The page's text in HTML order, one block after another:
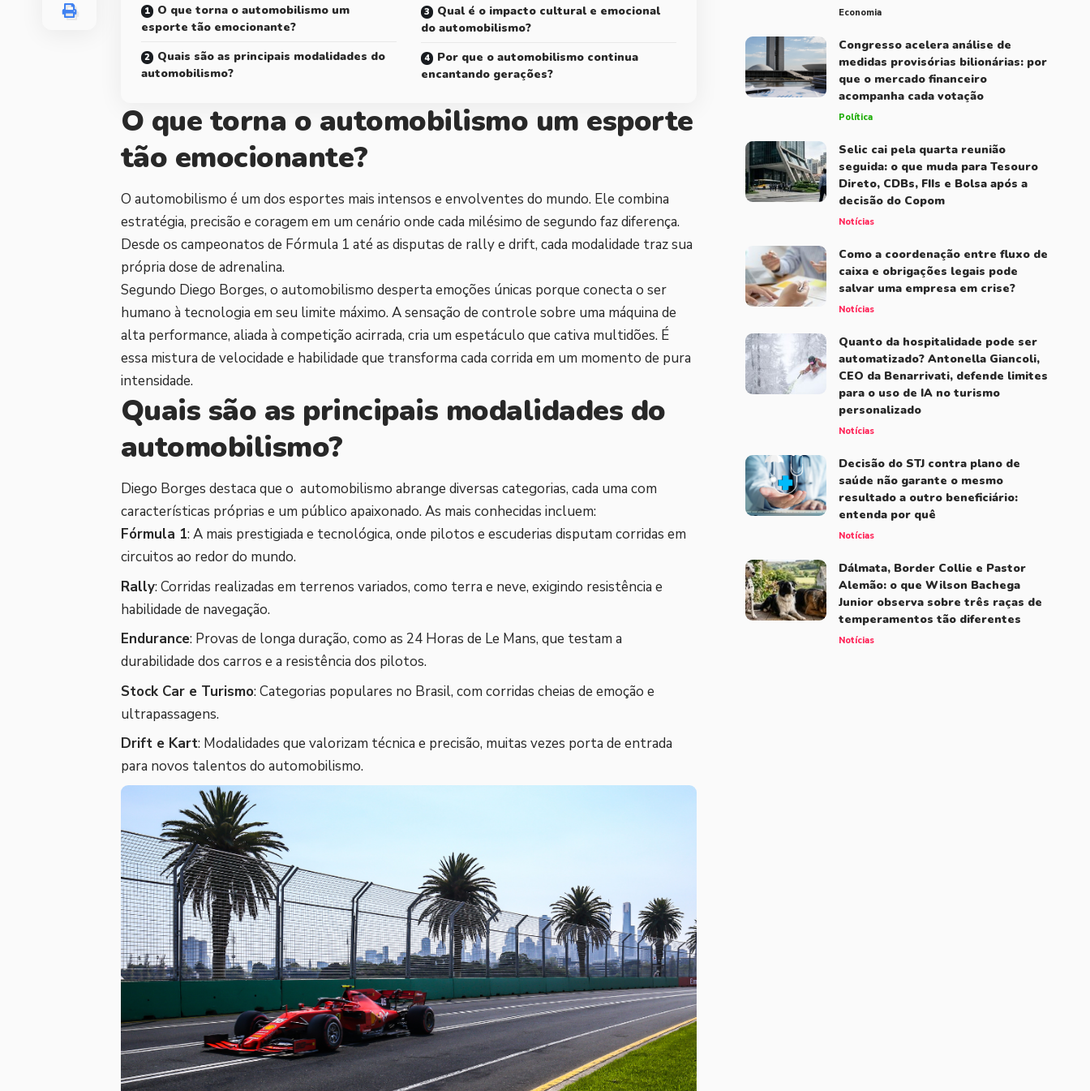
O que torna o automobilismo um
esporte tão emocionante?
Quais são as principais modalidades do
automobilismo?
Qual é o impacto cultural e emocional
do automobilismo?
Por que o automobilismo continua
encantando gerações?
O que torna o automobilismo um esporte
tão emocionante?
O automobilismo é um dos esportes mais intensos e envolventes do mundo. Ele combina
estratégia, precisão e coragem em um cenário onde cada milésimo de segundo faz diferença.
Desde os campeonatos de Fórmula 1 até as disputas de rally e drift, cada modalidade traz sua
própria dose de adrenalina.
Segundo Diego Borges, o automobilismo desperta emoções únicas porque conecta o ser
humano à tecnologia em seu limite máximo. A sensação de controle sobre uma máquina de
alta performance, aliada à competição acirrada, cria um espetáculo que cativa multidões. É
essa mistura de velocidade e habilidade que transforma cada corrida em um momento de pura
intensidade.
Quais são as principais modalidades do
automobilismo?
Diego Borges destaca que o automobilismo abrange diversas categorias, cada uma com
características próprias e um público apaixonado. As mais conhecidas incluem:
Fórmula 1: A mais prestigiada e tecnológica, onde pilotos e escuderias disputam corridas em
circuitos ao redor do mundo.
Rally: Corridas realizadas em terrenos variados, como terra e neve, exigindo resistência e
habilidade de navegação.
Endurance: Provas de longa duração, como as 24 Horas de Le Mans, que testam a
durabilidade dos carros e a resistência dos pilotos.
Stock Car e Turismo: Categorias populares no Brasil, com corridas cheias de emoção e
ultrapassagens.
Drift e Kart: Modalidades que valorizam técnica e precisão, muitas vezes porta de entrada
para novos talentos do automobilismo.
Economia
Congresso acelera análise de
medidas provisórias bilionárias: por
que o mercado financeiro
acompanha cada votação
Política
Selic cai pela quarta reunião
seguida: o que muda para Tesouro
Direto, CDBs, FIIs e Bolsa após a
decisão do Copom
Notícias
Como a coordenação entre fluxo de
caixa e obrigações legais pode
salvar uma empresa em crise?
Notícias
Quanto da hospitalidade pode ser
automatizado? Antonella Giancoli,
CEO da Benarrivati, defende limites
para o uso de IA no turismo
personalizado
Notícias
Decisão do STJ contra plano de
saúde não garante o mesmo
resultado a outro beneficiário:
entenda por quê
Notícias
Dálmata, Border Collie e Pastor
Alemão: o que Wilson Bachega
Junior observa sobre três raças de
temperamentos tão diferentes
Notícias